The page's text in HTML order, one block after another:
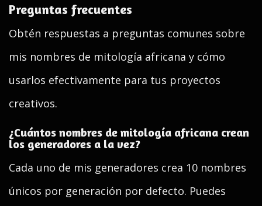
Preguntas frecuentes
Obtén respuestas a preguntas comunes sobre
mis nombres de mitología africana y cómo
usarlos efectivamente para tus proyectos
creativos.
¿Cuántos nombres de mitología africana crean
los generadores a la vez?
Cada uno de mis generadores crea 10 nombres
únicos por generación por defecto. Puedes